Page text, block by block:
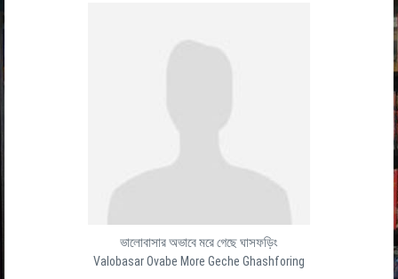
ভালোবাসার অভাবে মরে গেছে ঘাসফড়িং
Valobasar Ovabe More Geche Ghashforing